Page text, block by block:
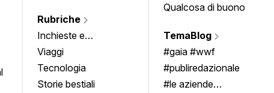
Rubriche
Inchieste e
approfondimenti
Viaggi
Tecnologia
Storie bestiali
Qualcosa di buono
TemaBlog
#gaia #wwf
#publiredazionale
#le aziende